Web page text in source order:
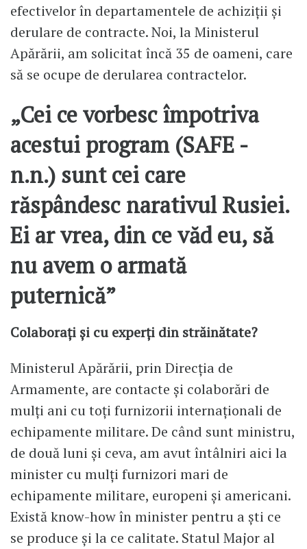
efectivelor în departamentele de achiziții și
derulare de contracte. Noi, la Ministerul
Apărării, am solicitat încă 35 de oameni, care
să se ocupe de derularea contractelor.
„Cei ce vorbesc împotriva
acestui program (SAFE -
n.n.) sunt cei care
răspândesc narativul Rusiei.
Ei ar vrea, din ce văd eu, să
nu avem o armată
puternică”
Colaborați și cu experți din străinătate?
Ministerul Apărării, prin Direcția de
Armamente, are contacte și colaborări de
mulți ani cu toți furnizorii internaționali de
echipamente militare. De când sunt ministru,
de două luni și ceva, am avut întâlniri aici la
minister cu mulți furnizori mari de
echipamente militare, europeni și americani.
Există know-how în minister pentru a ști ce
se produce și la ce calitate. Statul Major al